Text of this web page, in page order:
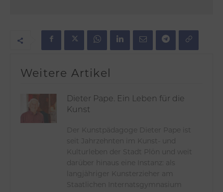
Weitere Artikel
Dieter Pape. Ein Leben für die
Kunst
Der Kunstpädagoge Dieter Pape ist
seit Jahrzehnten im Kunst- und
Kulturleben der Stadt Plön und weit
darüber hinaus eine Instanz: als
langjähriger Kunsterzieher am
Staatlichen Internatsgymnasium